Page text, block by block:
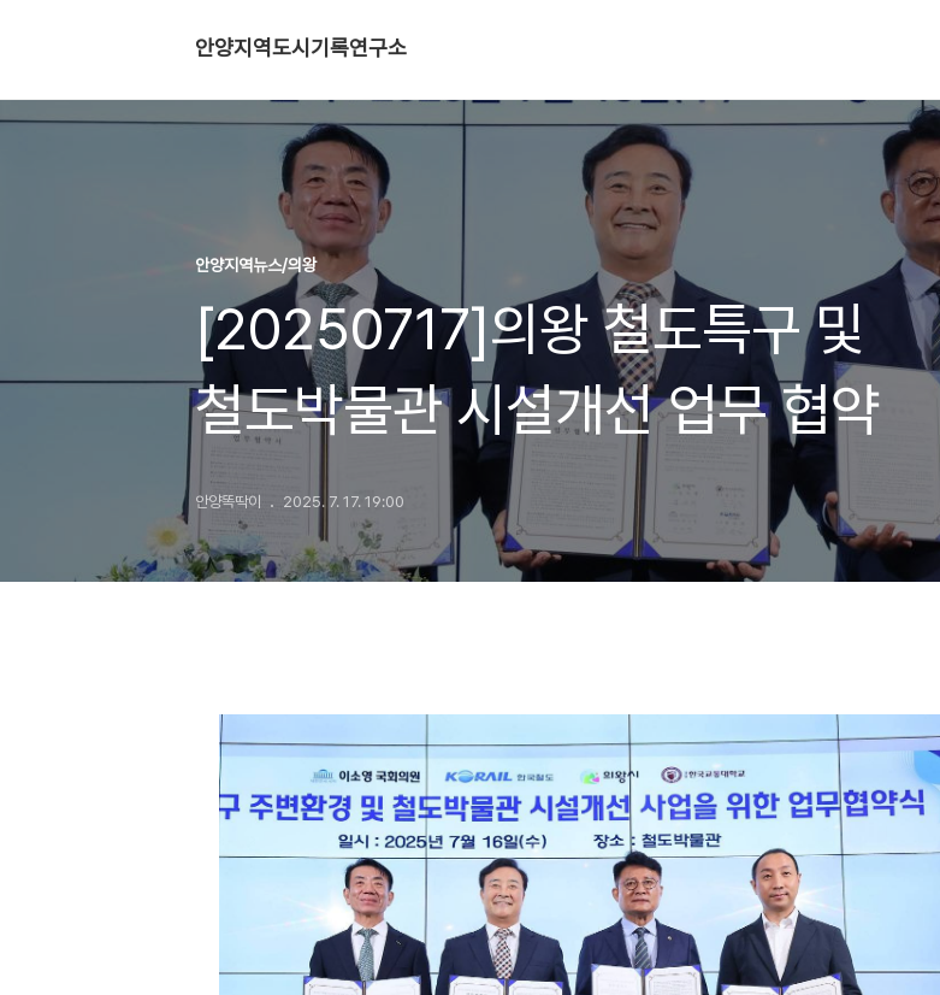
안양지역도시기록연구소
안양지역뉴스/의왕
[20250717]의왕 철도특구 및
철도박물관 시설개선 업무 협약
안양똑딱이 2025. 7. 17. 19:00